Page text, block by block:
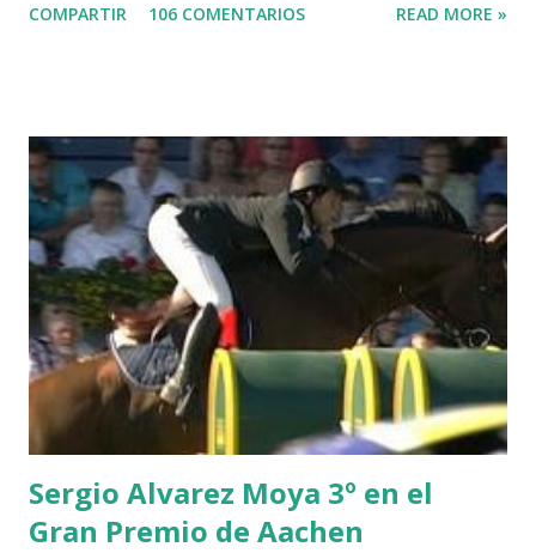
-EPAILLARD 7 GIG AMAI M WHITAKER 8 SILVANA DU
POWER - MILLAR 5 ARMANIE -VOORN 6 QUERLYBET
HERO -LEJAUNE 7 MO CHROI - O’BRIEN 8 CARMENA Z -
BREEN 9 JALLA DE GAVIERE -RAMZY AL DUHAMI 10
NOVEL -PHILIPPAERTS 3 triple 1 LATE NIGHT -LEVY 2 K
CLUB LADY -O’CONNOR 3 QUICK STUDY - HOUGH 4
LORENZO -AHLMANN 5 L’ESPOIR -GULLIKSEN 6
TOPINAMBOUR -LEPREVOST 7 WISCONSIN 111 -MOYA 8
INTERTOY Z - BRASH 9 HERALD –CORDON 10 SELDANA
DI CAMPALTO -SHARBATLY Vuelta Triunfal... el ganador
del Gran Premio en su vuelta de honor
COMPARTIR 106 COMENTARIOS READ MORE »
Sergio Alvarez Moya 3º en el
Gran Premio de Aachen